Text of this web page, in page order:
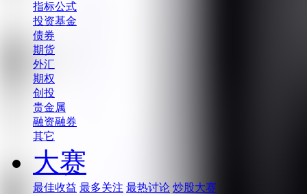
指标公式
投资基金
债券
期货
外汇
期权
创投
贵金属
融资融券
其它
大赛
最佳收益 最多关注 最热讨论 炒股大赛